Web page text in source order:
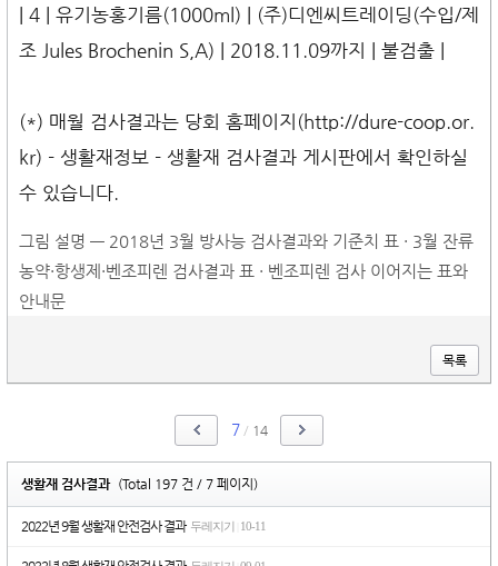
| 4 | 유기농홍기름(1000ml) | (주)디엔씨트레이딩(수입/제
조 Jules Brochenin S,A) | 2018.11.09까지 | 불검출 |
(*) 매월 검사결과는 당회 홈페이지(http://dure-coop.or.
kr) - 생활재정보 - 생활재 검사결과 게시판에서 확인하실
수 있습니다.
그림 설명 — 2018년 3월 방사능 검사결과와 기준치 표 · 3월 잔류
농약·항생제·벤조피렌 검사결과 표 · 벤조피렌 검사 이어지는 표와
안내문
목록
7 / 14
생활재 검사결과 (Total 197 건 / 7 페이지)
2022년 9월 생활재 안전검사 결과 두레지기 10-11